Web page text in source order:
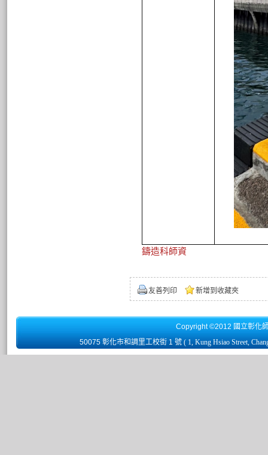
鑄造科師資
友善列印 新增到收藏夾
Copyright ©2012 國立彰化
50075 彰化市和調里工校街 1 號 ( 1, Kung Hsiao Street,